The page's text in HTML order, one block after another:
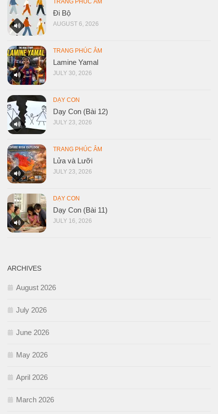
TRANG PHÚC ÂM
Đi Bộ
AUGUST 6, 2026
TRANG PHÚC ÂM
Lamine Yamal
JULY 30, 2026
DẠY CON
Dạy Con (Bài 12)
JULY 23, 2026
TRANG PHÚC ÂM
Lửa và Lưỡi
JULY 23, 2026
DẠY CON
Dạy Con (Bài 11)
JULY 16, 2026
ARCHIVES
August 2026
July 2026
June 2026
May 2026
April 2026
March 2026